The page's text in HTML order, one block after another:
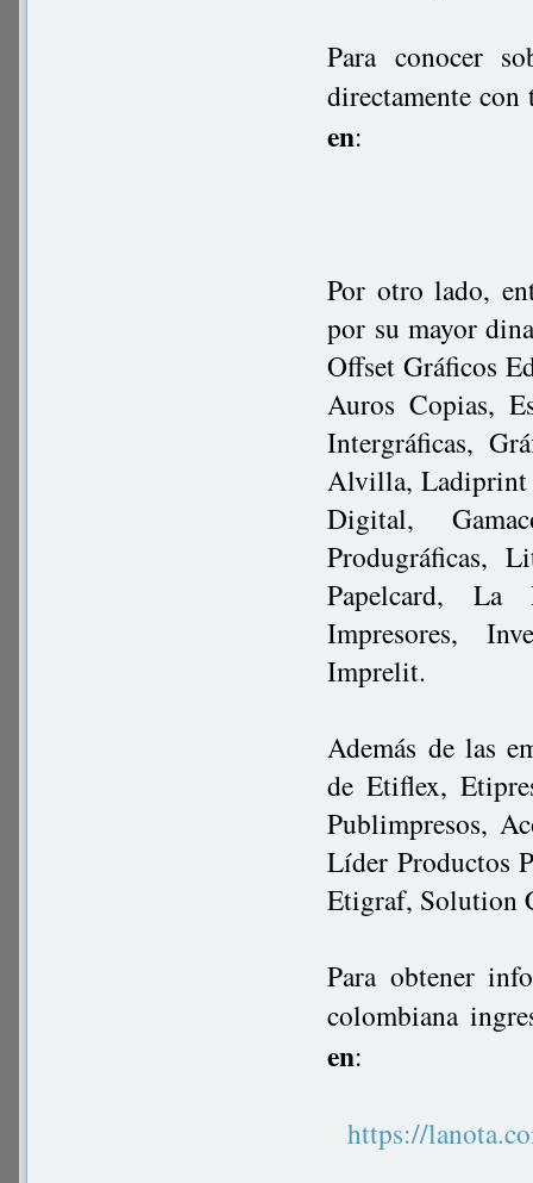
Para conocer
directamente
en:
Por otro lado,
por su mayor
Offset Gráficos
Auros Copias,
Intergráficas,
Alvilla, Ladiprint
Digital,
Produgráficas,
Papelcard, La
Impresores,
Imprelit.
Además de las
de Etiflex,
Publimpresos,
Líder Productos
Etigraf, Solution
Para obtener
colombiana
en:
https://